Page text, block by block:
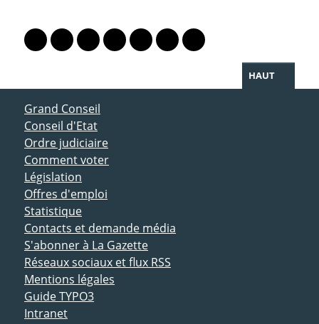
Lien vers le profil Mastodon
Lien vers le profil Bluesky
Lien vers le profil Instagram
Lien vers le profil Linkedin
Lien vers le profil Facebook
Lien vers le profil Twitter
Partager par WhatsApp
HAUT
ACCÈS DIRECT
Grand Conseil
Conseil d'Etat
Ordre judiciaire
Comment voter
Législation
Offres d'emploi
Statistique
Contacts et demande média
S'abonner à La Gazette
Réseaux sociaux et flux RSS
Mentions légales
Guide TYPO3
Intranet